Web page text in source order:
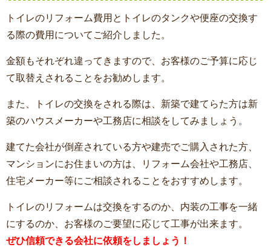
トイレのリフォーム費用とトイレのタンクや便座の交換す
る際の費用についてご紹介しました。
金額もそれぞれ違ってきますので、お客様のご予算に応じ
て取替えされることをお勧めします。
また、トイレの交換をされる際は、新築で建てらた方は新
築のハウスメーカーや工務店に相談をしてみましょう。
建てた会社が倒産されている方や建売でご購入された方、
マンションにお住まいの方は、リフォーム会社や工務店、
住宅メーカー等にご相談されることをおすすめします。
トイレのリフォームは交換をするのか、内装の工事を一緒
にするのか、お客様のご要望に応じて工事が出来ます。
ぜひ信頼できる会社に依頼をしましょう！